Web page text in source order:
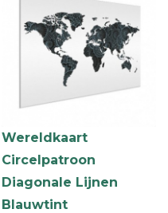
Wereldkaart
Circelpatroon
Diagonale Lijnen
Blauwtint